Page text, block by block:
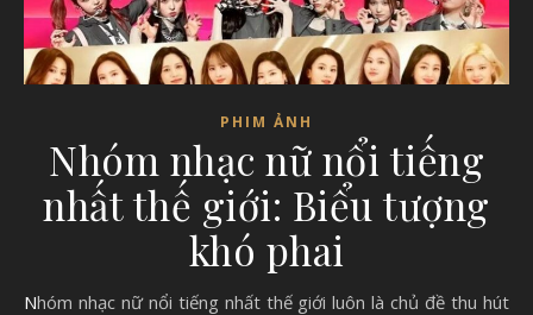
PHIM ẢNH
Nhóm nhạc nữ nổi tiếng
nhất thế giới: Biểu tượng
khó phai
Nhóm nhạc nữ nổi tiếng nhất thế giới luôn là chủ đề thu hút